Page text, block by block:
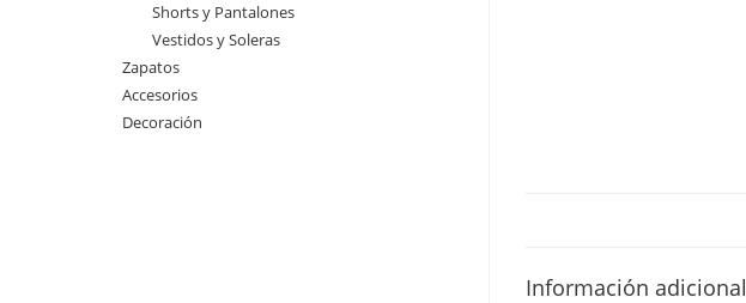
Información adicional
Shorts y Pantalones
Vestidos y Soleras
Zapatos
Accesorios
Decoración